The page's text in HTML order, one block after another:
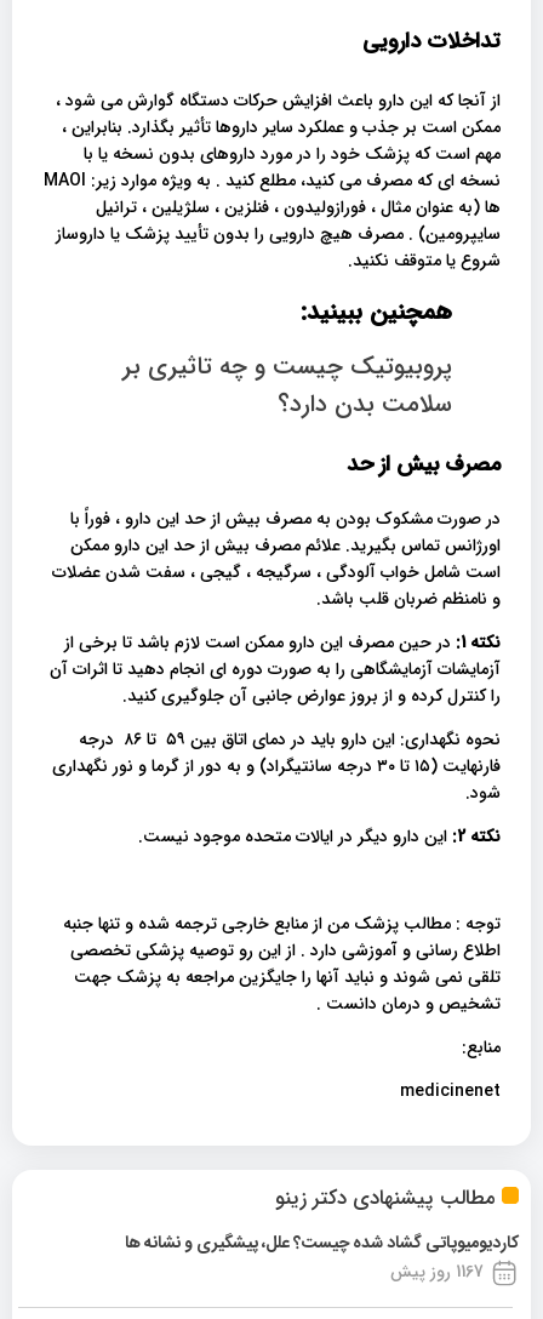
مطالب پیشنهادی دکتر زینو
کاردیومیوپاتی گشاد شده چیست؟ علل، پیشگیری و نشانه ها
1167 روز پیش
تداخلات دارویی
از آنجا که این دارو باعث افزایش حرکات دستگاه گوارش می شود ،
ممکن است بر جذب و عملکرد سایر داروها تأثیر بگذارد. بنابراین ،
مهم است که پزشک خود را در مورد داروهای بدون نسخه یا با
نسخه ای که مصرف می کنید، مطلع کنید . به ویژه موارد زیر: MAOI
ها (به عنوان مثال ، فورازولیدون ، فنلزین ، سلژیلین ، ترانیل
سایپرومین) . مصرف هیچ دارویی را بدون تأیید پزشک یا داروساز
شروع یا متوقف نکنید.
همچنین ببینید:
پروبیوتیک چیست و چه تاثیری بر
سلامت بدن دارد؟
مصرف بیش از حد
در صورت مشکوک بودن به مصرف بیش از حد این دارو ، فوراً با
اورژانس تماس بگیرید. علائم مصرف بیش از حد این دارو ممکن
است شامل خواب آلودگی ، سرگیجه ، گیجی ، سفت شدن عضلات
و نامنظم ضربان قلب باشد.
نکته 1: در حین مصرف این دارو ممکن است لازم باشد تا برخی از
آزمایشات آزمایشگاهی را به صورت دوره ای انجام دهید تا اثرات آن
را کنترل کرده و از بروز عوارض جانبی آن جلوگیری کنید.
نحوه نگهداری: این دارو باید در دمای اتاق بین ۵۹ تا ۸۶ درجه
فارنهایت (۱۵ تا ۳۰ درجه سانتیگراد) و به دور از گرما و نور نگهداری
شود.
نکته 2:
این دارو دیگر در ایالات متحده موجود نیست.
توجه : مطالب پزشک من از منابع خارجی ترجمه شده و تنها جنبه
اطلاع رسانی و آموزشی دارد . از این رو توصیه پزشکی تخصصی
تلقی نمی شوند و نباید آنها را جایگزین مراجعه به پزشک جهت
تشخیص و درمان دانست .
منابع:
medicinenet